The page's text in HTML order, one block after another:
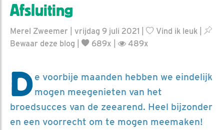
Afsluiting
Merel Zweemer | vrijdag 9 juli 2021 | Vind ik leuk
Bewaar deze blog
689x | 489x
De voorbije maanden hebben we eindelijk
mogen meegenieten van het
broedsucces van de zeearend. Heel bijzonder
en een voorrecht om te mogen meemaken!